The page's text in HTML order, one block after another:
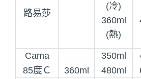
路易莎
(冷)
360ml
(熱)
Cama 350ml
85度Ｃ
360ml 480ml